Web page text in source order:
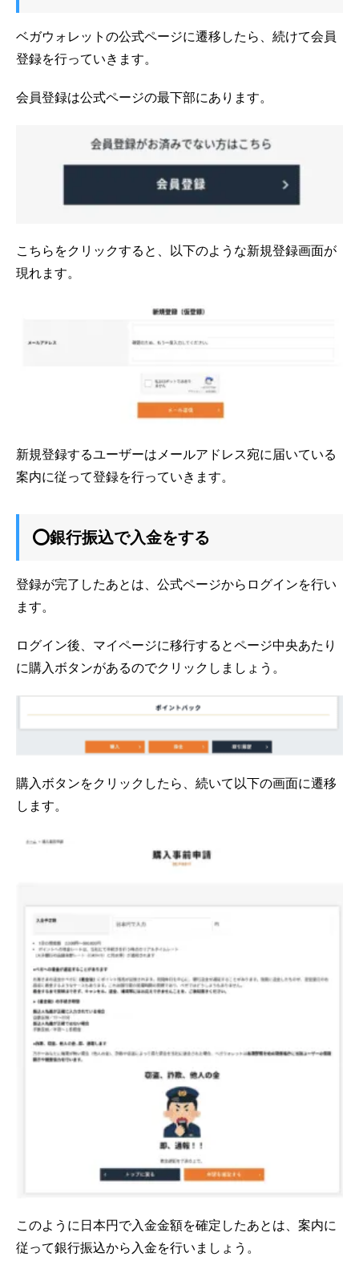
ベガウォレットの公式ページに遷移したら、続けて会員
登録を行っていきます。
会員登録は公式ページの最下部にあります。
こちらをクリックすると、以下のような新規登録画面が
現れます。
新規登録するユーザーはメールアドレス宛に届いている
案内に従って登録を行っていきます。
⭕銀行振込で入金をする
登録が完了したあとは、公式ページからログインを行い
ます。
ログイン後、マイページに移行するとページ中央あたり
に購入ボタンがあるのでクリックしましょう。
購入ボタンをクリックしたら、続いて以下の画面に遷移
します。
このように日本円で入金金額を確定したあとは、案内に
従って銀行振込から入金を行いましょう。